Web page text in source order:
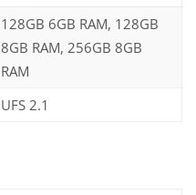
128GB 6GB RAM, 128GB
8GB RAM, 256GB 8GB
RAM
UFS 2.1